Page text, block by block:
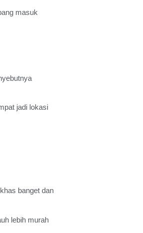
masuk
jadi lokasi
banget dan
lebih murah